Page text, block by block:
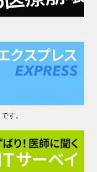
す。